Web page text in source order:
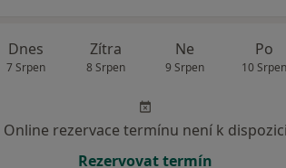
Dnes
7 Srpen
Zítra
8 Srpen
Ne
9 Srpen
Po
10 Srpen
Online rezervace termínu není k dispozici
Rezervovat termín